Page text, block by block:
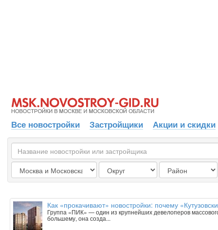
Все новостройки Застройщики Акции и скидки
Как «прокачивают» новостройки: почему
Группа «ПИК» — один из крупнейших девелоперов
большему, она созда...